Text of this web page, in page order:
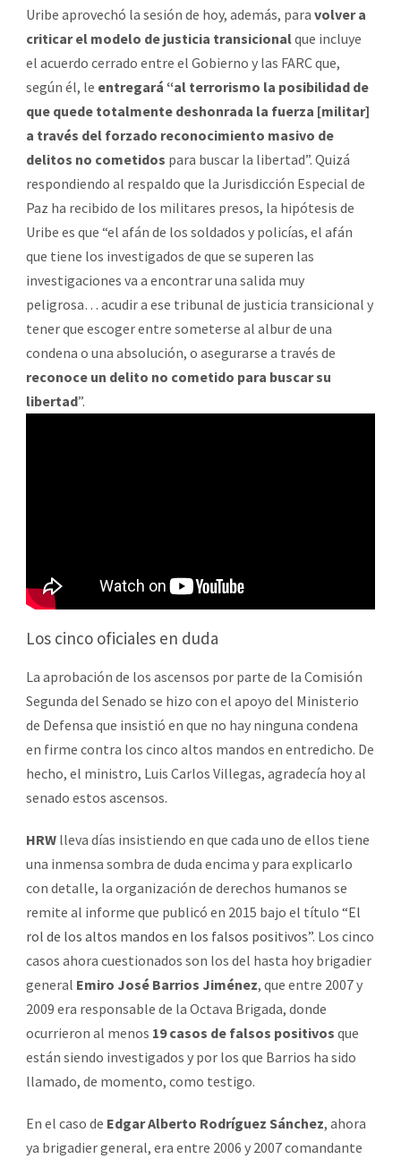
Uribe aprovechó la sesión de hoy, además, para volver a
criticar el modelo de justicia transicionalque incluye
el acuerdo cerrado entre el Gobierno y las FARC que,
según él, le entregará “al terrorismo la posibilidad de
que quede totalmente deshonrada la fuerza [militar]
a través del forzado reconocimiento masivo de
delitos no cometidos para buscar la libertad”. Quizá
respondiendo al respaldo que la Jurisdicción Especial de
Paz ha recibido de los militares presos, la hipótesis de
Uribe es que “el afán de los soldados y policías, el afán
que tiene los investigados de que se superen las
investigaciones va a encontrar una salida muy
peligrosa… acudir a ese tribunal de justicia transicional y
tener que escoger entre someterse al albur de una
condena o una absolución, o asegurarse a través de
reconoce un delito no cometido para buscar su
libertad”.
Los cinco oficiales en duda
La aprobación de los ascensos por parte de la Comisión
Segunda del Senado se hizo con el apoyo del Ministerio
de Defensa que insistió en que no hay ninguna condena
en firme contra los cinco altos mandos en entredicho. De
hecho, el ministro, Luis Carlos Villegas, agradecía hoy al
senado estos ascensos.
HRW lleva días insistiendo en que cada uno de ellos tiene
una inmensa sombra de duda encima y para explicarlo
con detalle, la organización de derechos humanos se
remite al informe que publicó en 2015 bajo el título “El
rol de los altos mandos en los falsos positivos”. Los cinco
casos ahora cuestionados son los del hasta hoy brigadier
general Emiro José Barrios Jiménez, que entre 2007 y
2009 era responsable de la Octava Brigada, donde
ocurrieron al menos 19 casos de falsos positivos que
están siendo investigados y por los que Barrios ha sido
llamado, de momento, como testigo.
En el caso de Edgar Alberto Rodríguez Sánchez, ahora
ya brigadier general, era entre 2006 y 2007 comandante